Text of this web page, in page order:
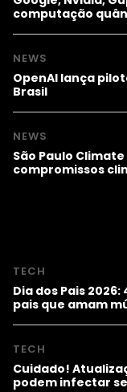
computação
NEWS
OpenAI lança
Brasil
NEWS
São Paulo
compromissos
TECH
Dia dos Pais
pais que amam
TECH
Cuidado!
podem infectar